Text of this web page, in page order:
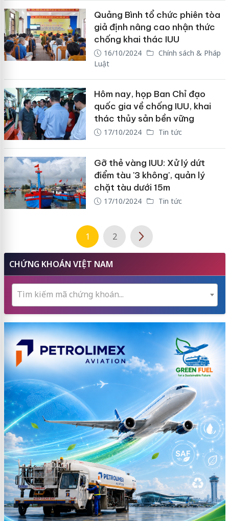
Quảng Bình tổ chức phiên tòa
giả định nâng cao nhận thức
chống khai thác IUU
16/10/2024
Chính sách & Pháp
Luật
Hôm nay, họp Ban Chỉ đạo
quốc gia về chống IUU, khai
thác thủy sản bền vững
17/10/2024 Tin tức
Gỡ thẻ vàng IUU: Xử lý dứt
điểm tàu '3 không', quản lý
chặt tàu dưới 15m
17/10/2024 Tin tức
1 2
CHỨNG KHOÁN VIỆT NAM
Tìm kiếm mã chứng khoán...